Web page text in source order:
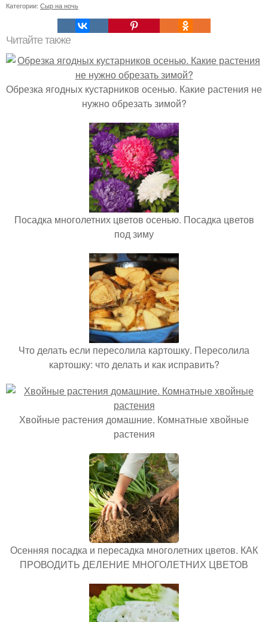
Категории: Сыр на ночь
Читайте также
Обрезка ягодных кустарников осенью. Какие растения не
нужно обрезать зимой?
Посадка многолетних цветов осенью. Посадка цветов
под зиму
Что делать если пересолила картошку. Пересолила
картошку: что делать и как исправить?
Хвойные растения домашние. Комнатные хвойные
растения
Осенняя посадка и пересадка многолетних цветов. КАК
ПРОВОДИТЬ ДЕЛЕНИЕ МНОГОЛЕТНИХ ЦВЕТОВ